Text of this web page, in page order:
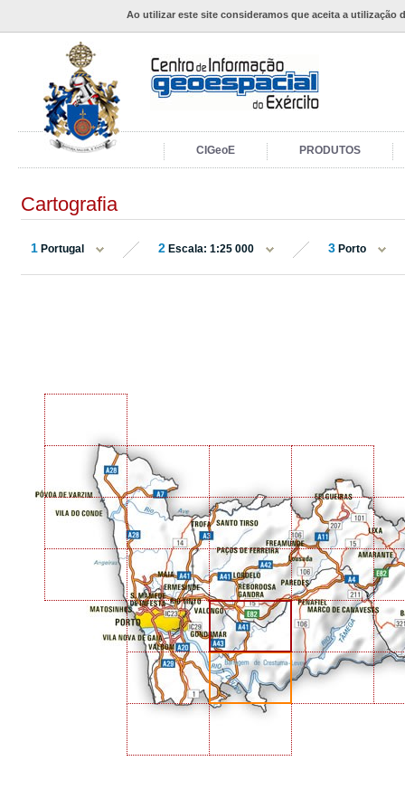
Ao utilizar este site consideramos que aceita a utilização
CIGeoE PRODUTOS
Cartografia
1 Portugal 2 Escala: 1:25 000 3 Porto